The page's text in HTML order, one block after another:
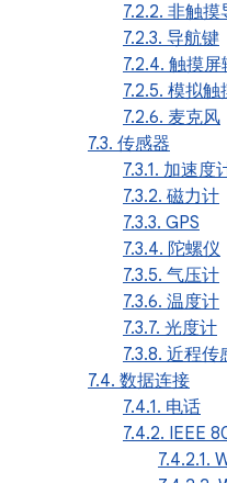
7.2.2. 非触摸
7.2.3. 导航键
7.2.4. 触摸屏
7.2.5. 模拟触
7.2.6. 麦克风
7.3. 传感器
7.3.1. 加速度
7.3.2. 磁力计
7.3.3. GPS
7.3.4. 陀螺仪
7.3.5. 气压计
7.3.6. 温度计
7.3.7. 光度计
7.3.8. 近程传
7.4. 数据连接
7.4.1. 电话
7.4.2. IEEE
7.4.2.1.